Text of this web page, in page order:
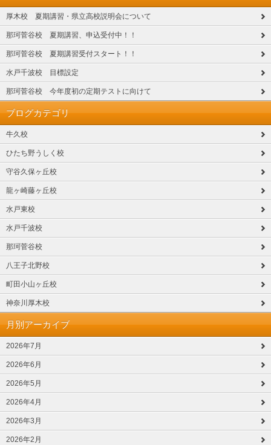
厚木校 夏期講習・県立高校説明会について
那珂菅谷校 夏期講習、申込受付中！！
那珂菅谷校 夏期講習受付スタート！！
水戸千波校 目標設定
那珂菅谷校 今年度初の定期テストに向けて
ブログカテゴリ
牛久校
ひたち野うしく校
守谷久保ヶ丘校
龍ヶ崎藤ヶ丘校
水戸東校
水戸千波校
那珂菅谷校
八王子北野校
町田小山ヶ丘校
神奈川厚木校
月別アーカイブ
2026年7月
2026年6月
2026年5月
2026年4月
2026年3月
2026年2月